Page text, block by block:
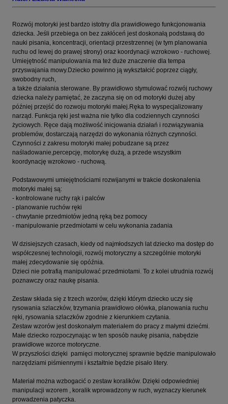
Rozwój motoryki jest bardzo istotny dla prawidłowego funkcjonowania
dziecka. Jeśli przebiega on bez zakłóceń jest doskonałą podstawą do
nauki pisania, koncentracji, orientacji przestrzennej (w tym planowania
ruchu od lewej do prawej strony) oraz koordynacji wzrokowo - ruchowej.
Umiejętność manipulowania ma też duże znaczenie dla tempa
przyswajania mowy.Dziecko powinno ją wykształcić poprzez ciągły,
swobodny ruch,
a także działania sterowane. By prawidłowo stymulować rozwój ruchowy
dziecka należy pamiętać, że zaczyna się on od motoryki dużej aby
później przejść do rozwoju motoryki małej.Ręka to wyspecjalizowany
narząd. Funkcja ręki jest ważna nie tylko dla codziennych czynności
życiowych. Ręce dają możliwość inicjowania działań i rozwiązywania
problemów, dostarczają narzędzi do wykonania różnych czynności.
Czynności z zakresu motoryki małej pobudzane są przez
naśladowanie,percepcję, motorykę dużą, a przede wszystkim
koordynację wzrokowo - ruchową.
Podstawowymi umiejętnościami rozwijanymi w trakcie doskonalenia
motoryki małej są:
- kontrolowane ruchy rąk i palców
- planowanie ruchów ręki
- chwytanie przedmiotów jedną ręką bez pomocy
- manipulowanie przedmiotami w celu wykonania zadania
W dzisiejszych czasach, kiedy od najmłodszych lat dziecko ma dostęp do
współczesnej technologii, rozwój motoryczny a szczególnie motoryki
małej zdecydowanie się opóźnia.
Dzieci nie potrafią manipulować przedmiotami. To z kolei utrudnia rozwój
poznawczy oraz naukę pisania.
Zestaw składa się z trzech wzorów, dzięki którym dziecko uczy się
rysowania szlaczków, trzymania prawidłowo ołówka, planowania ruchu
ręki, rysowania szlaczków zgodnie z kierunkiem czytania.
Zestaw wzorów jest doskonałym materiałem do pracy z małymi dziećmi.
Małe dziecko rozpoczynając w ten sposób naukę pisania, nabędzie
prawidłowe wzorce motoryczne.
W przyszłości dzięki pamięci motorycznej sprawnie będzie manipulowało
narzędziami piśmiennymi i kształtnie będzie pisało litery.
Materiał można wzbogacić o zestaw koralików. Dzięki odpowiedniej
manipulacji wzorem , koralik wprowadzony w ruch, wyznaczy kierunek
prowadzenia patyczka.